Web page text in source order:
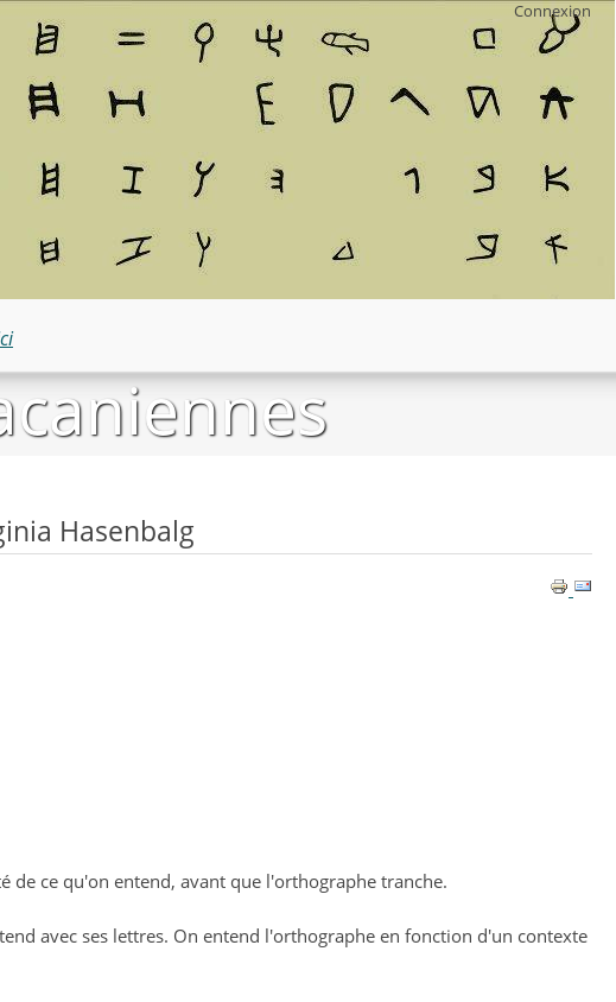
Connexion
Hasenbalg
ce qu'on entend, avant que l'orthographe tranche.
avec ses lettres. On entend l'orthographe en fonction d'un contexte